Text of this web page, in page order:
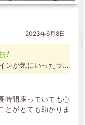
2023年6月8日
ンが気にいったラグ
ンだった)
時間座っていても心
とがとても助かりま